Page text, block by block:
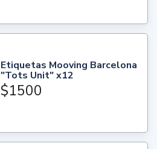
Etiquetas Mooving Barcelona
"Tots Unit" x12
$1500